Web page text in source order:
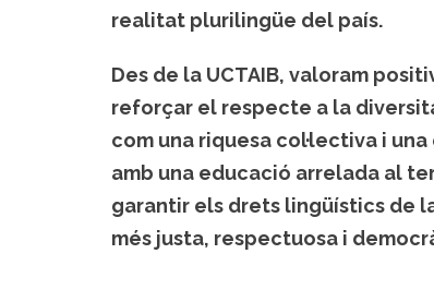
realitat plurilingüe del país.
Des de la UCTAIB, valoram
reforçar el respecte a la
com una riquesa col·lectiva i
amb una educació arrelada al
garantir els drets lingüístics de
més justa, respectuosa i